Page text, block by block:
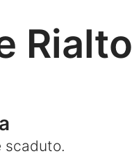
Rialto
scaduto.